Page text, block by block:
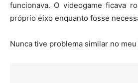
funcionava. O videogame ficava
próprio eixo enquanto fosse
Nunca tive problema similar no meu